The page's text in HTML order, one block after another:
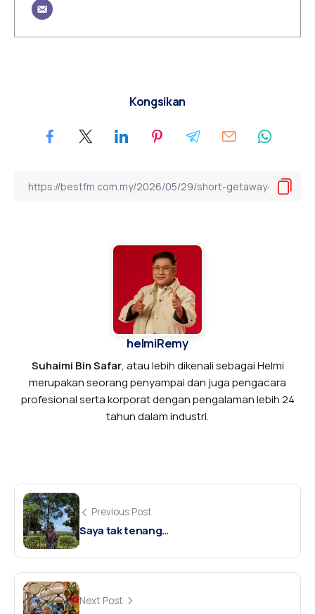
Kongsikan
helmiRemy
Suhaimi Bin Safar, atau lebih dikenali sebagai Helmi
merupakan seorang penyampai dan juga pengacara
profesional serta korporat dengan pengalaman lebih 24
tahun dalam industri.
Previous Post
Saya tak tenang…
Next Post